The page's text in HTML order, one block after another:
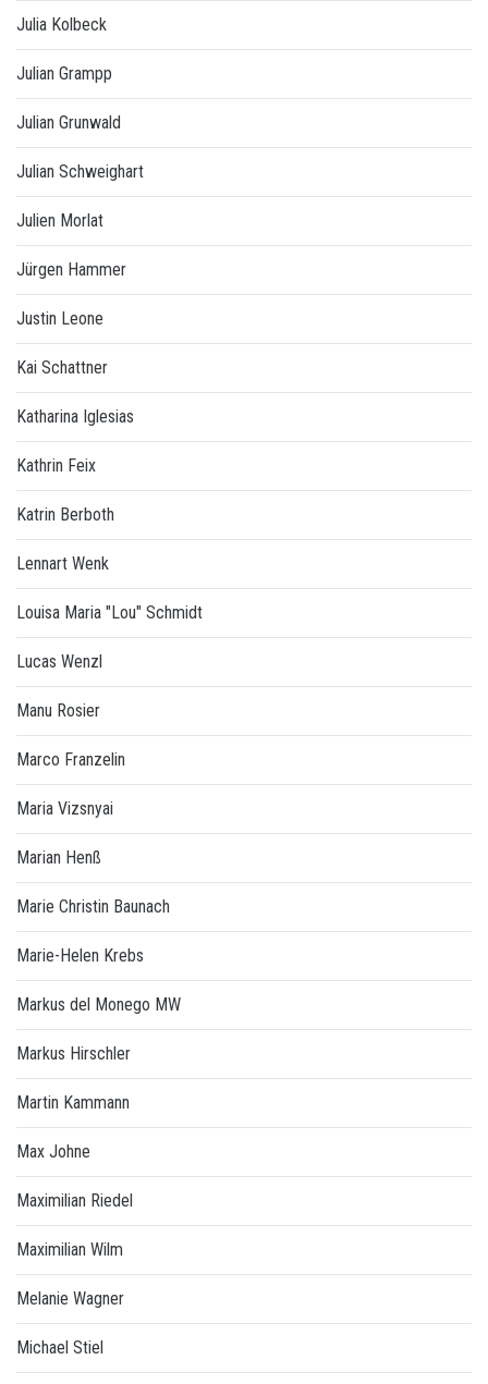
Julia Kolbeck
Julian Grampp
Julian Grunwald
Julian Schweighart
Julien Morlat
Jürgen Hammer
Justin Leone
Kai Schattner
Katharina Iglesias
Kathrin Feix
Katrin Berboth
Lennart Wenk
Louisa Maria "Lou" Schmidt
Lucas Wenzl
Manu Rosier
Marco Franzelin
Maria Vizsnyai
Marian Henß
Marie Christin Baunach
Marie-Helen Krebs
Markus del Monego MW
Markus Hirschler
Martin Kammann
Max Johne
Maximilian Riedel
Maximilian Wilm
Melanie Wagner
Michael Stiel